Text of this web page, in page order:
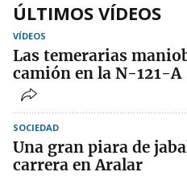
ÚLTIMOS VÍDEOS
VÍDEOS
Las temerarias
camión en la N-121-A
SOCIEDAD
Una gran piara de
carrera en Aralar